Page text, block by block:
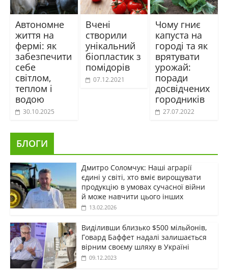
Автономне
життя на
фермі: як
забезпечити
себе
світлом,
теплом і
водою
30.10.2025
Вчені
створили
унікальний
біопластик з
помідорів
07.12.2021
Чому гниє
капуста на
городі та як
врятувати
урожай:
поради
досвідчених
городників
27.07.2022
БЛОГИ
Дмитро Соломчук: Наші аграрії
єдині у світі, хто вміє вирощувати
продукцію в умовах сучасної війни
й може навчити цього інших
13.02.2026
Виділивши близько $500 мільйонів,
Говард Баффет надалі залишається
вірним своєму шляху в Україні
09.12.2023